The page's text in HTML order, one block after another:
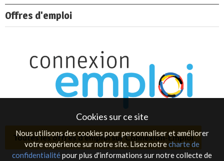
Offres d'emploi
Toutes les offres d'emploi sur Connexion-Emploi
Cookies sur ce site
Nous utilisons des cookies pour personnaliser et améliorer
votre expérience sur notre site. Lisez notrecharte de
confidentialitépour plus d'informations sur notre collecte de